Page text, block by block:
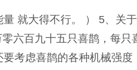
就大得不行。 ） 5、关
六百九十五只喜鹊，每只
考虑喜鹊的各种机械强度